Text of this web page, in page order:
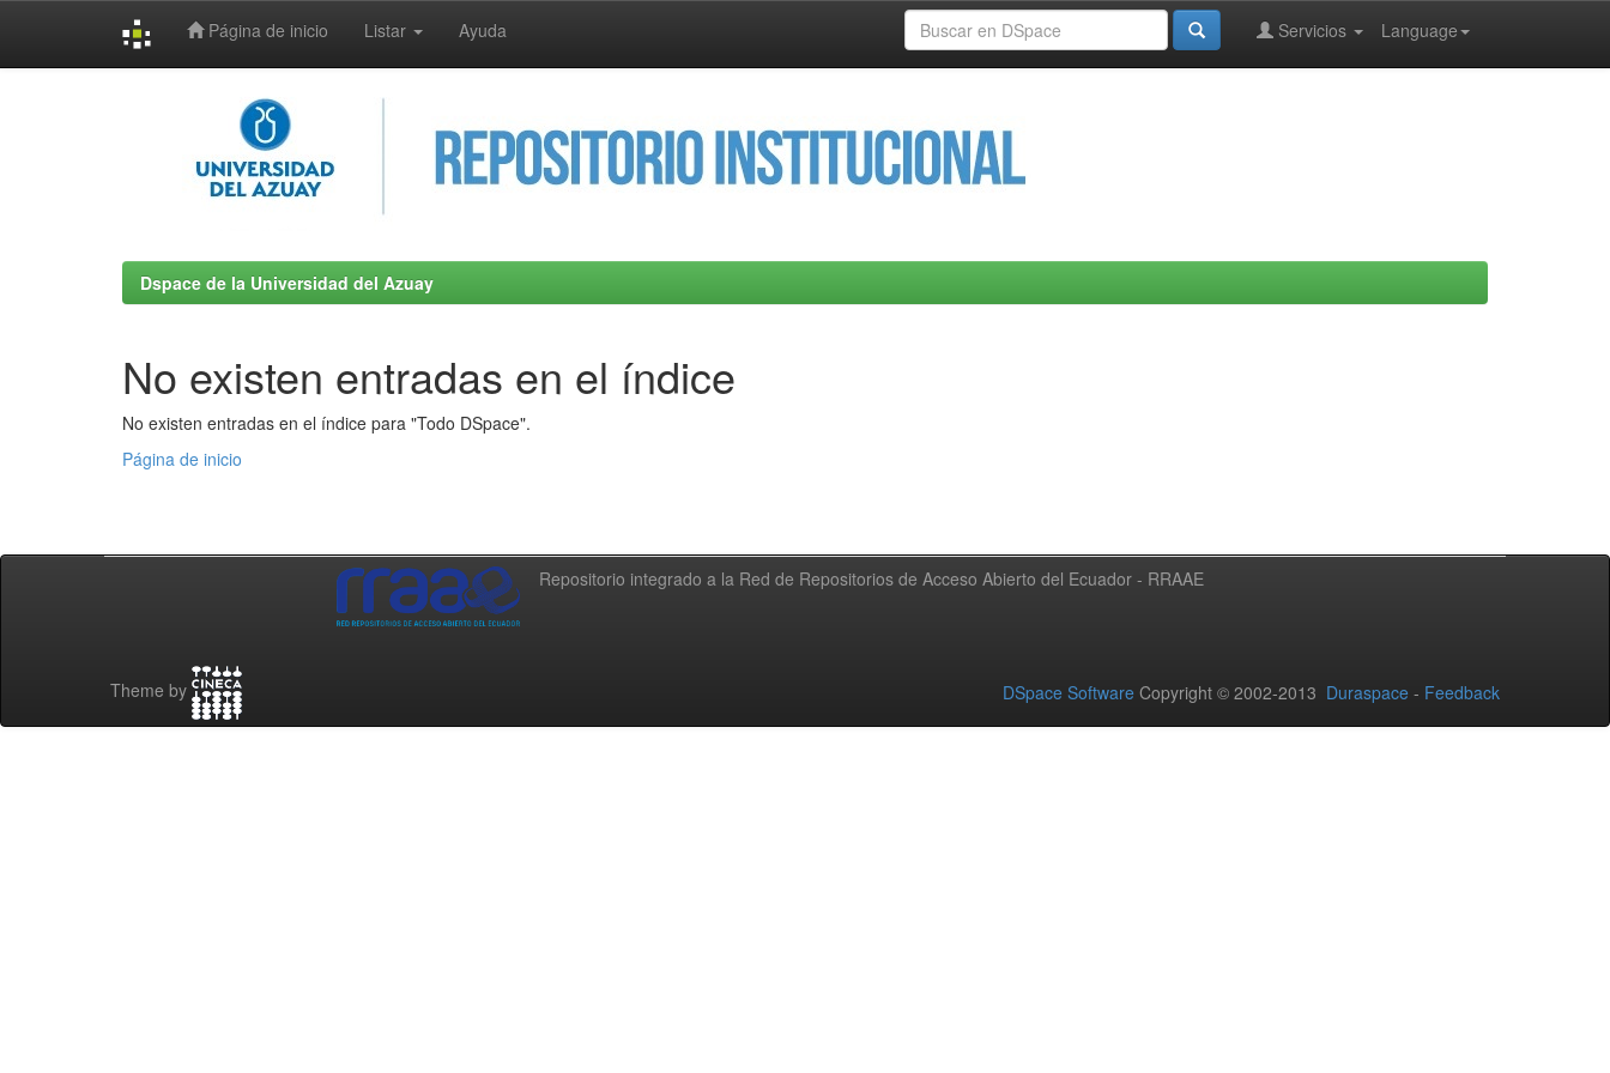
Página de inicio Listar Ayuda Language
Servicios
Dspace de la Universidad del Azuay
No existen entradas en el índice
No existen entradas en el índice para "Todo DSpace".
Página de inicio
Repositorio integrado a la Red de Repositorios de Acceso Abierto del Ecuador - RRAAE
Theme by DSpace Software Copyright © 2002-2013 Duraspace - Feedback